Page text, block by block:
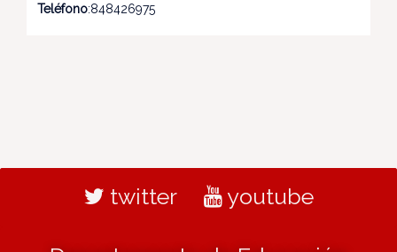
Teléfono:848426975
twitter youtube